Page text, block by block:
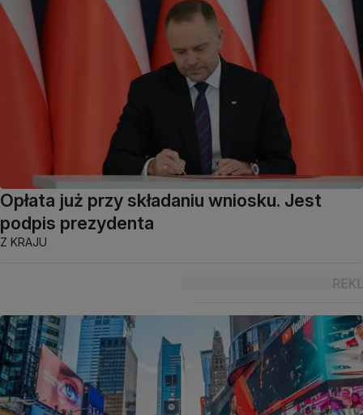
Opłata już przy składaniu wniosku. Jest
podpis prezydenta
Z KRAJU